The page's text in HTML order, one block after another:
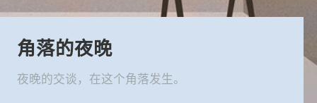
角落的夜晚
夜晚的交谈，在这个角落发生。